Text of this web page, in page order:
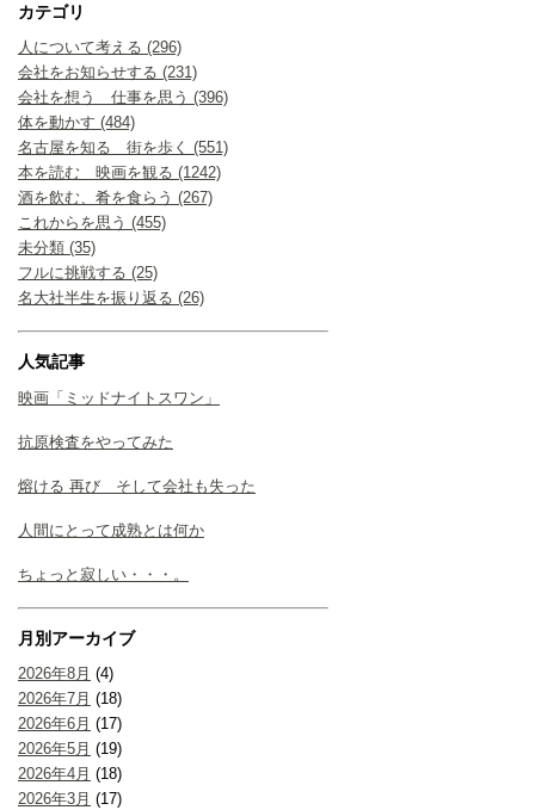
カテゴリ
人について考える (296)
会社をお知らせする (231)
会社を想う 仕事を思う (396)
体を動かす (484)
名古屋を知る 街を歩く (551)
本を読む 映画を観る (1242)
酒を飲む、肴を食らう (267)
これからを思う (455)
未分類 (35)
フルに挑戦する (25)
名大社半生を振り返る (26)
人気記事
映画「ミッドナイトスワン」
抗原検査をやってみた
熔ける 再び そして会社も失った
人間にとって成熟とは何か
ちょっと寂しい・・・。
月別アーカイブ
2026年8月 (4)
2026年7月 (18)
2026年6月 (17)
2026年5月 (19)
2026年4月 (18)
2026年3月 (17)